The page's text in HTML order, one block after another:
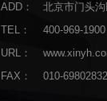
ADD：
北京市门头
TEL：
400-969-1900
URL：
FAX：
010-69802832